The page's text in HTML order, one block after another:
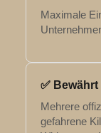
Maximale
✅
Mehrere
gefahrene